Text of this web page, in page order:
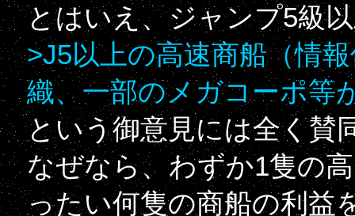
とはいえ、ジャンプ5級
>J5以上の高速商船（情
織、一部のメガコーポ等
という御意見には全く賛
なぜなら、わずか1隻の
ったい何隻の商船の利益